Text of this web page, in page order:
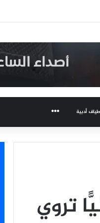
أدبية
قصرًا طينيًّا تروي